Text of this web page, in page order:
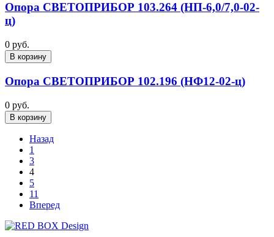
Опора СВЕТОПРИБОР 103.264 (НП-6,0/7,0-02-
ц)
0 руб.
В корзину
Опора СВЕТОПРИБОР 102.196 (НФ12-02-ц)
0 руб.
В корзину
Назад
1
3
4
5
11
Вперед